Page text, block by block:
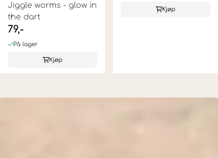
Jiggle worms - glow in
the dart
79,-
På lager
Kjøp
Kjøp